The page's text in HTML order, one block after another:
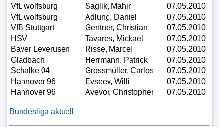
VfL wolfsburg Saglik, Mahir
07.05.2010
VfL wolfsburg
Adlung, Daniel
07.05.2010
VfB Stuttgart
Gentner, Christian
07.05.2010
HSV
Tavares, Mickael
07.05.2010
Bayer Leverusen
Risse, Marcel
07.05.2010
Gladbach
Herrmann, Patrick
07.05.2010
Schalke 04
Grossmüller, Carlos
07.05.2010
Hannover 96
Evseev, Willi
07.05.2010
Hannover 96
Avevor, Christopher 07.05.2010
Bundesliga aktuell